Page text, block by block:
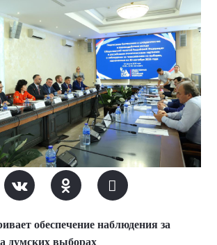
обеспечение наблюдения за
думских выборах